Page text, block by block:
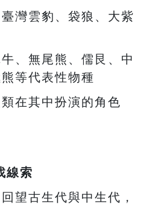
灣雲豹、袋狼、大紫
、無尾熊、儒艮、中
等代表性物種
在其中扮演的角色
線索
望古生代與中生代，